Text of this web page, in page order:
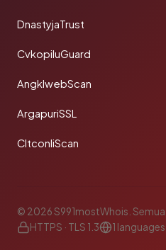
DnastyjaTrust
CvkopiluGuard
AngklwebScan
ArgapuriSSL
CltconliScan
© 2026 S991mostWhois. Semua
HTTPS · TLS 1.3
1 languages